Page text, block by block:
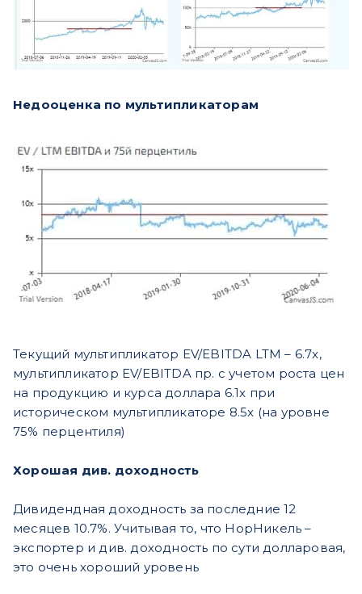
Недооценка по мультипликаторам
Текущий мультипликатор EV/EBITDA LTM – 6.7x,
мультипликатор EV/EBITDA пр. с учетом роста цен
на продукцию и курса доллара 6.1x при
историческом мультипликаторе 8.5x (на уровне
75% перцентиля)
Хорошая див. доходность
Дивидендная доходность за последние 12
месяцев 10.7%. Учитывая то, что НорНикель –
экспортер и див. доходность по сути долларовая,
это очень хороший уровень